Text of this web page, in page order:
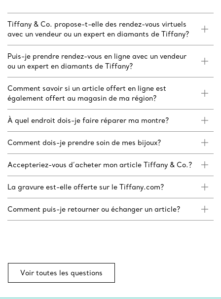
Tiffany & Co. propose-t-elle des rendez-vous virtuels
avec un vendeur ou un expert en diamants de Tiffany?
Puis-je prendre rendez-vous en ligne avec un vendeur
ou un expert en diamants de Tiffany?
Comment savoir si un article offert en ligne est
également offert au magasin de ma région?
À quel endroit dois-je faire réparer ma montre?
Comment dois-je prendre soin de mes bijoux?
Accepteriez-vous d’acheter mon article Tiffany & Co.?
La gravure est-elle offerte sur le Tiffany.com?
Comment puis-je retourner ou échanger un article?
Voir toutes les questions